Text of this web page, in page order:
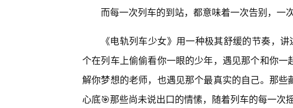
而每一次列车的到站，都意味着一次告别，一
《电轨列车少女》用一种极其舒缓的节奏，
个在列车上偷偷看你一眼的少年，遇见那个和你
解你梦想的老师，也遇见那个最真实的自己。那
心底🎯那些尚未说出口的情愫，随着列车的每一次